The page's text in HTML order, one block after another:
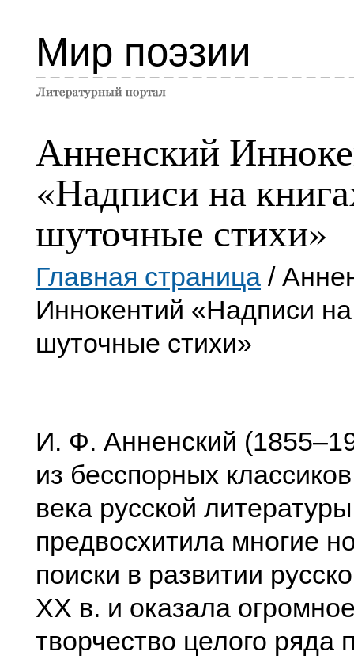
Мир поэзии
Анненский
«Надписи на
шуточные стихи»
Главная страница /
Иннокентий «Надписи на
шуточные стихи»
И. Ф. Анненский
из бесспорных
века русской
предвосхитила многие
поиски в развитии
XX в. и оказала
творчество целого ряда